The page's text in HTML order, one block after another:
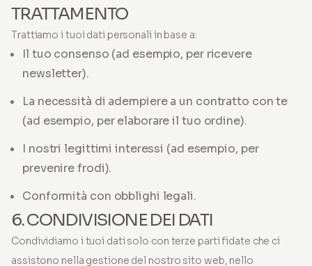
TRATTAMENTO
Trattiamo i tuoi dati personali in base a:
Il tuo consenso (ad esempio, per ricevere
newsletter).
La necessità di adempiere a un contratto con te
(ad esempio, per elaborare il tuo ordine).
I nostri legittimi interessi (ad esempio, per
prevenire frodi).
Conformità con obblighi legali.
6. CONDIVISIONE DEI DATI
Condividiamo i tuoi dati solo con terze parti fidate che ci
assistono nella gestione del nostro sito web, nello